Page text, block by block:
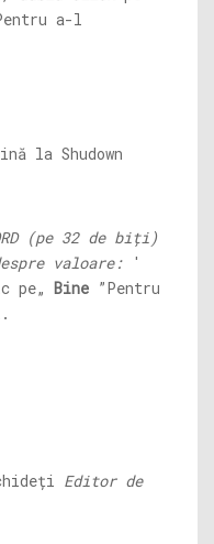
a-l
(pe 32 de biți)
valoare: '
pe„ Bine ”Pentru
Editor de